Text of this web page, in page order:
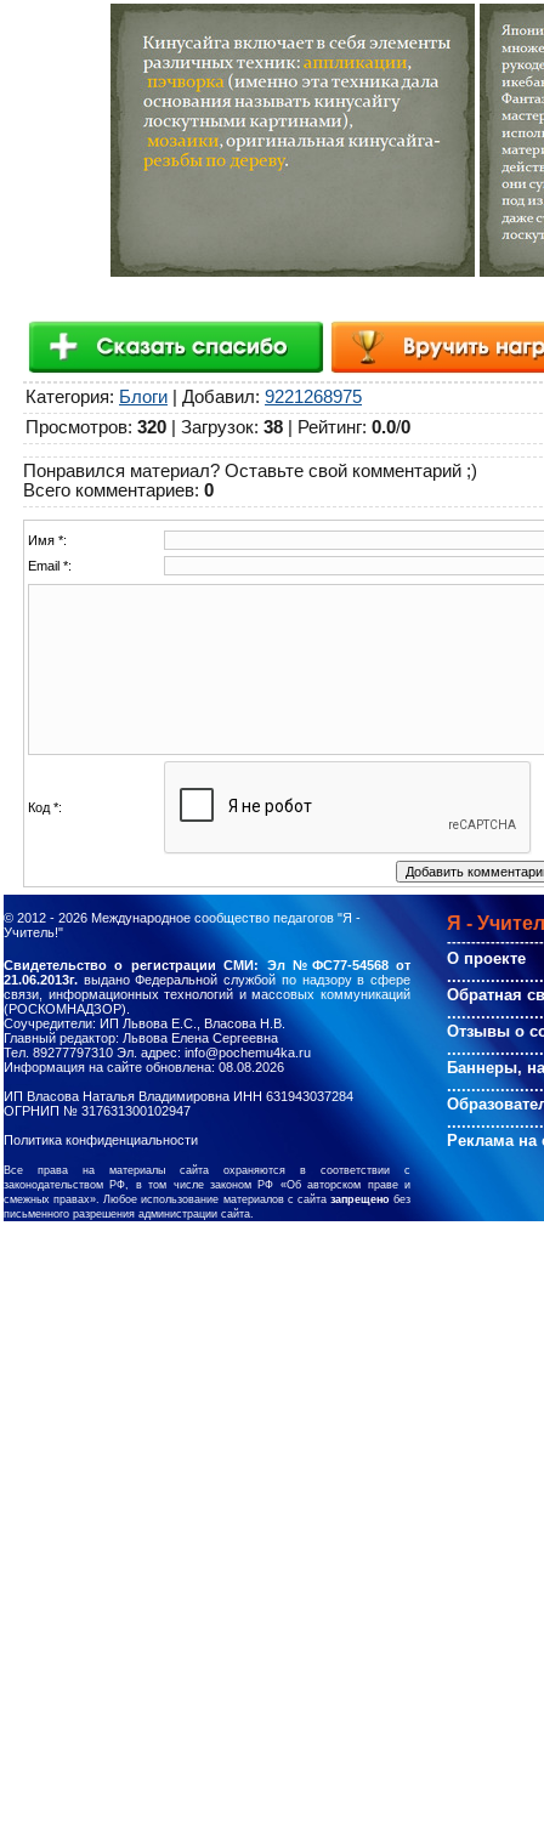
Категория: Блоги Добавил: 9221268975
Просмотров: 320 Загрузок: 38 Рейтинг: 0.0/0
Понравился материал? Оставьте свой комментарий ;)
Всего комментариев: 0
Имя *:
Email *:
Код *:
© 2012 - 2026 Международное сообщество педагогов "Я -
Учитель!"
Я -
О проекте
Обратная
Отзывы о
Баннеры,
Реклама на
Свидетельство о регистрации СМИ: Эл №ФС77-54568 от
21.06.2013г. выдано Федеральной службой по надзору в сфере
связи, информационных технологий и массовых коммуникаций
(РОСКОМНАДЗОР).
Соучредители: ИП Львова Е.С., Власова Н.В.
Главный редактор: Львова Елена Сергеевна
Тел. 89277797310 Эл. адрес: info@pochemu4ka.ru
Информация на сайте обновлена: 08.08.2026
ИП Власова Наталья Владимировна ИНН 631943037284
ОГРНИП № 317631300102947
Политика конфиденциальности
Все права на материалы сайта охраняются в соответствии с
законодательством РФ, в том числе законом РФ «Об авторском праве и
смежных правах». Любое использование материалов с сайта запрещенобез
письменного разрешения администрации сайта.